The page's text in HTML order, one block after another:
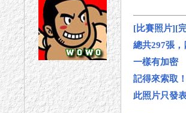
[比賽照片][
總共297張，
一樣有加密
記得來索取！
此照片只發